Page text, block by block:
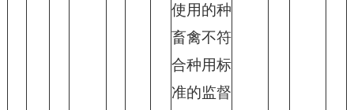
使用的种
畜禽不符
合种用标
准的监督